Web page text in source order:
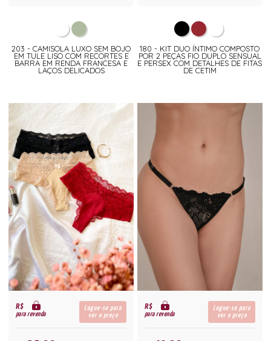
203 - CAMISOLA LUXO SEM BOJO
EM TULE LISO COM RECORTES E
BARRA EM RENDA FRANCESA E
LAÇOS DELICADOS
180 - KIT DUO ÍNTIMO COMPOSTO
POR 2 PEÇAS FIO DUPLO SENSUAL
E PERSEX COM DETALHES DE FITAS
DE CETIM
R$
para revenda
Logue-se para
ver o preço
R$
para revenda
Logue-se para
ver o preço